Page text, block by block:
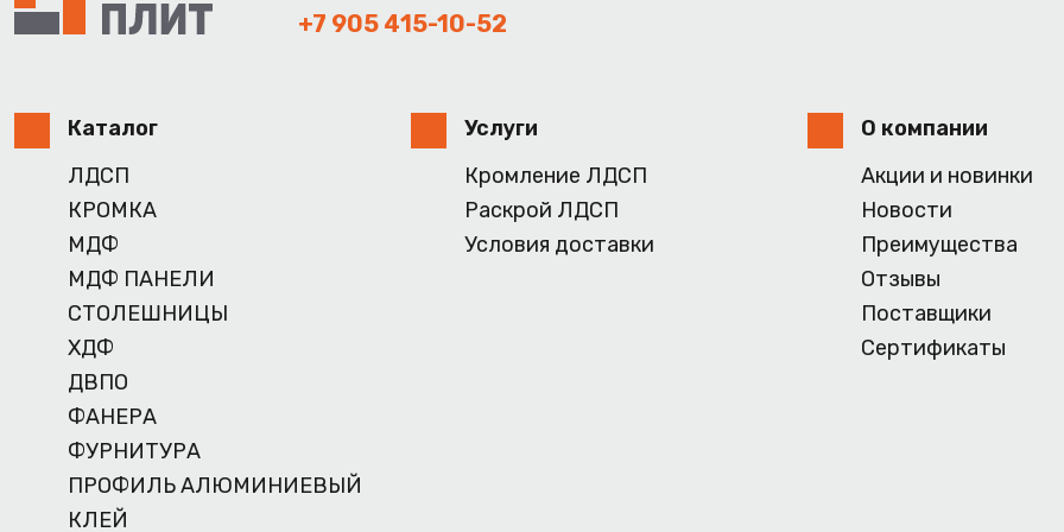
+7 905 415-10-52
Каталог
ЛДСП
КРОМКА
МДФ
МДФ ПАНЕЛИ
СТОЛЕШНИЦЫ
ХДФ
ДВПО
ФАНЕРА
ФУРНИТУРА
ПРОФИЛЬ АЛЮМИНИЕВЫЙ
КЛЕЙ
Услуги
Кромление ЛДСП
Раскрой ЛДСП
Условия доставки
О компании
Акции и новинки
Новости
Преимущества
Отзывы
Поставщики
Сертификаты